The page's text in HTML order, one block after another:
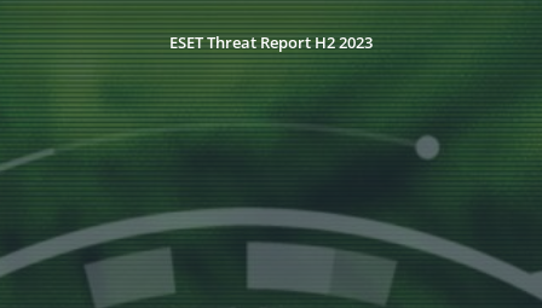
ESET Threat Report H2 2023